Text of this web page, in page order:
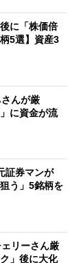
に「株価倍
5選】資産3
さんが厳
に資金が流
証券マンが
う」5銘柄を
ェリーさん厳
」後に大化